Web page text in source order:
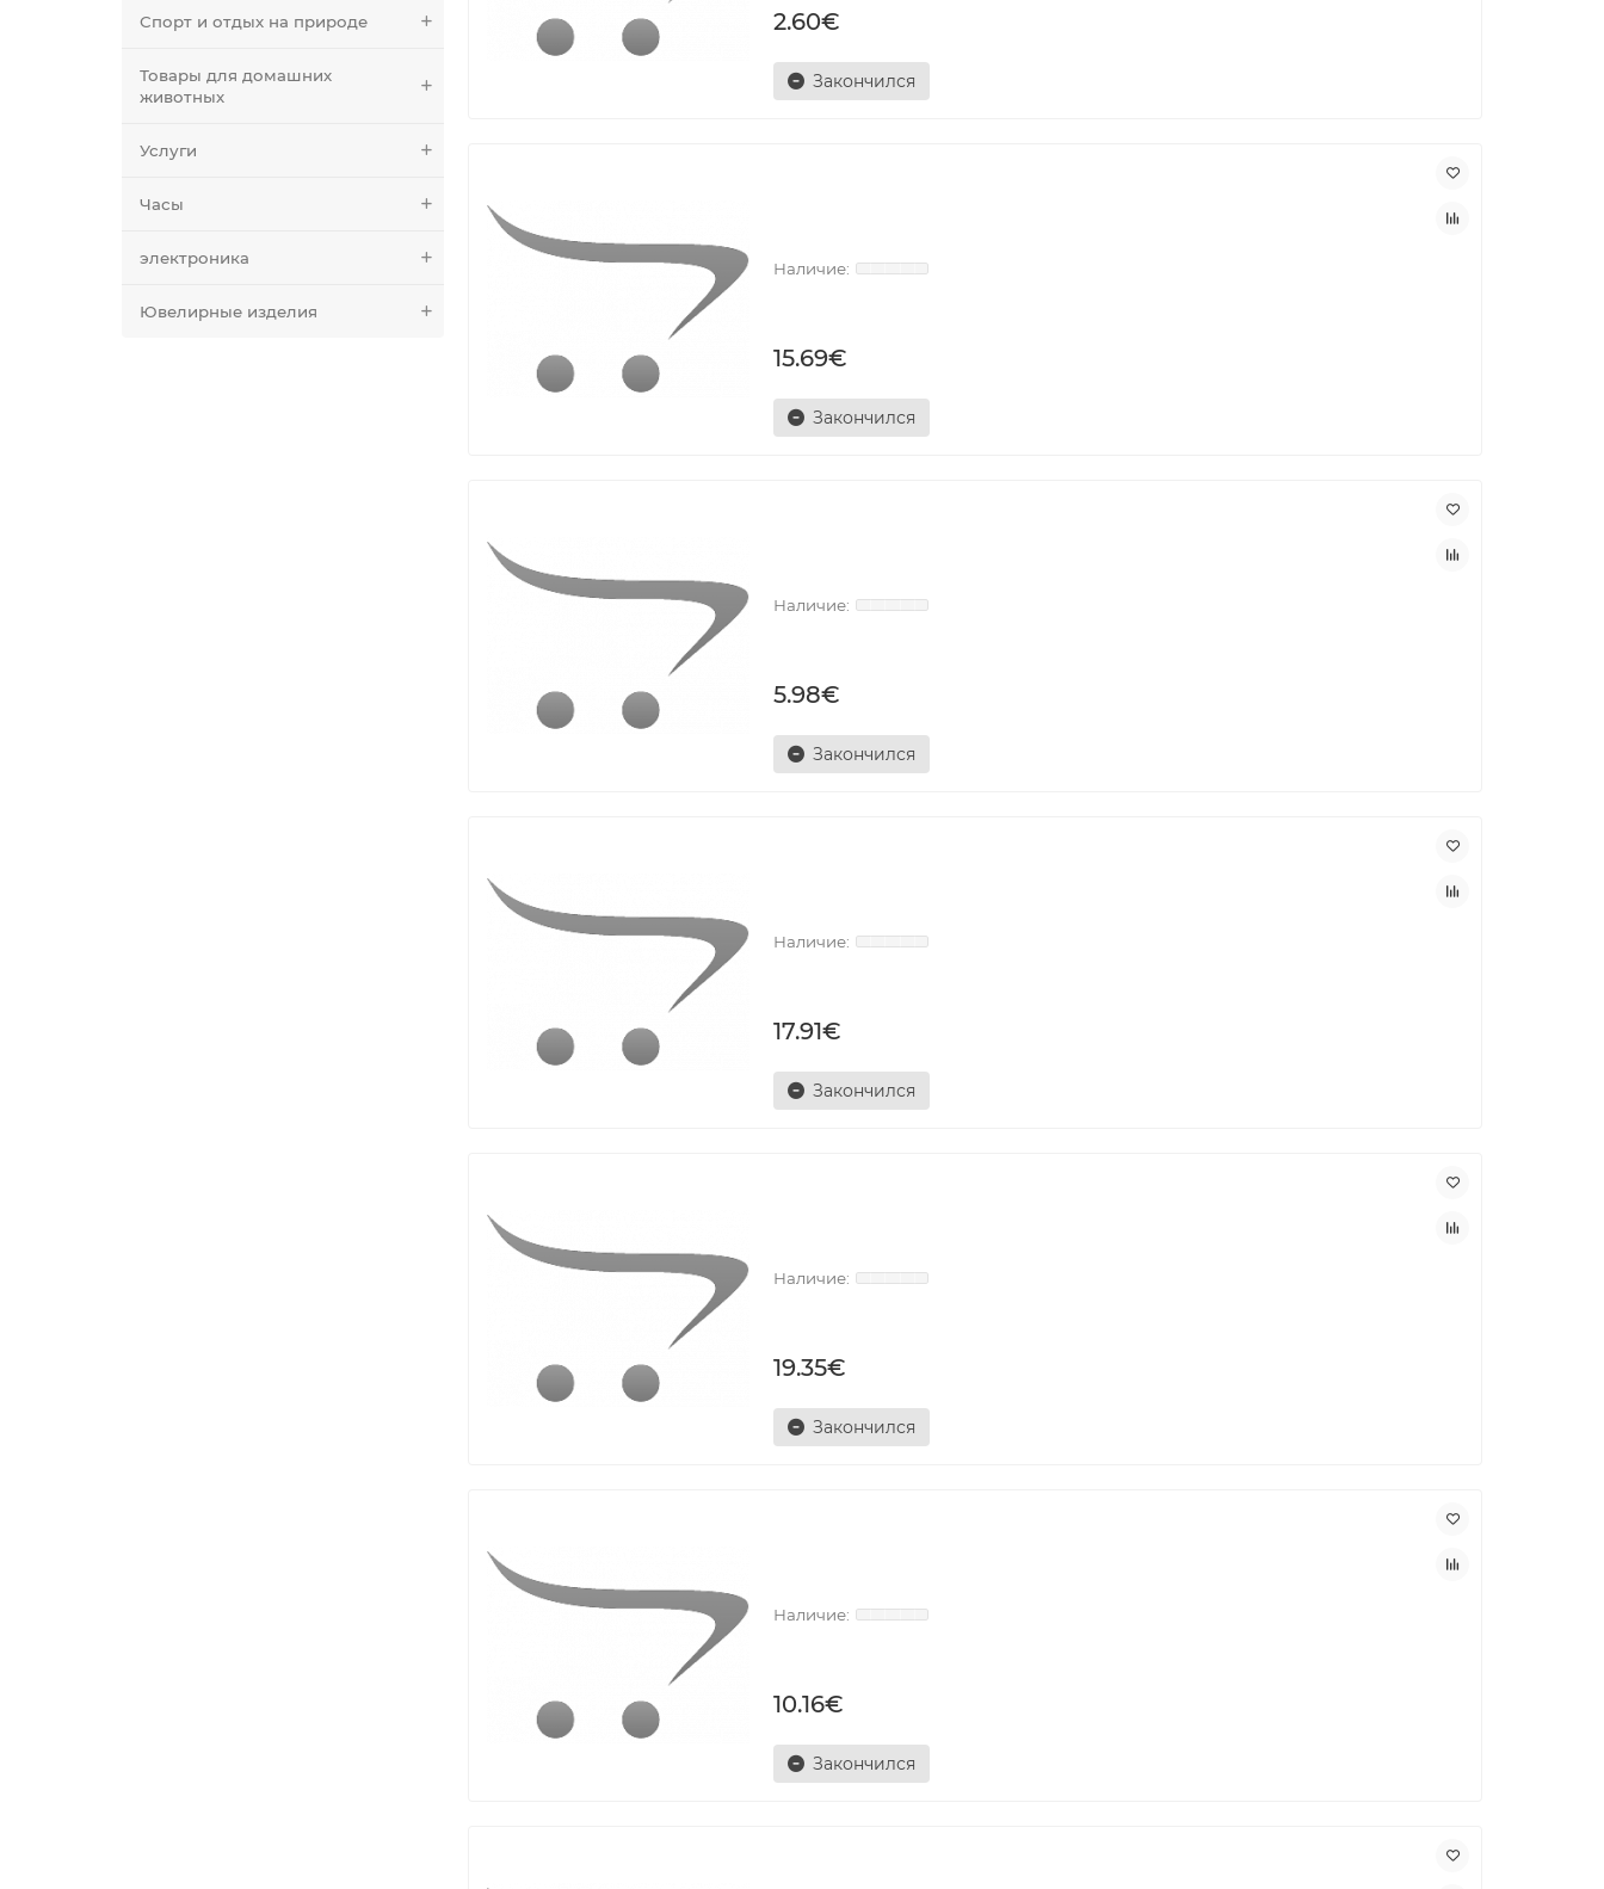
Спорт и отдых на природе
Товары для домашних
животных
Услуги
Часы
электроника
Ювелирные изделия
2.60€
Закончился
15.69€
Закончился
5.98€
Закончился
17.91€
Закончился
19.35€
Закончился
10.16€
Закончился